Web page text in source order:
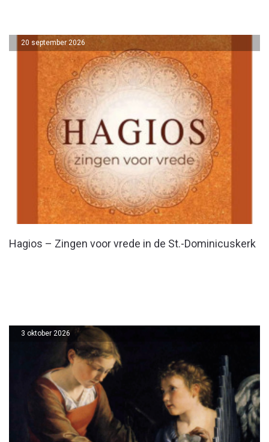
Hagios – Zingen voor vrede in de St.-Dominicuskerk
20 september 2026
3 oktober 2026